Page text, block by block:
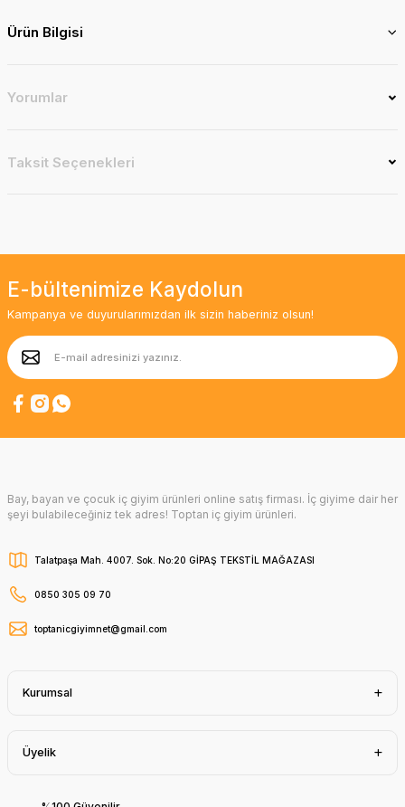
Ürün Bilgisi
Yorumlar
Taksit Seçenekleri
E-bültenimize Kaydolun
Kampanya ve duyurularımızdan ilk sizin haberiniz olsun!
Bay, bayan ve çocuk iç giyim ürünleri online satış firması. İç giyime dair her
şeyi bulabileceğiniz tek adres! Toptan iç giyim ürünleri.
Talatpaşa Mah. 4007. Sok. No:20 GİPAŞ TEKSTİL MAĞAZASI
0850 305 09 70
toptanicgiyimnet@gmail.com
Kurumsal
Üyelik